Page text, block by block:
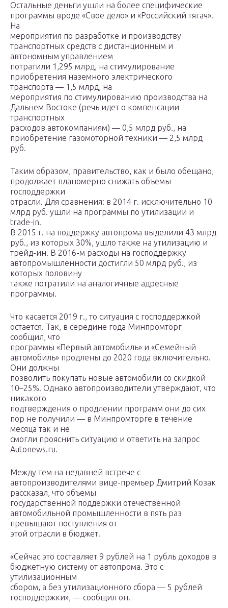
Остальные деньги ушли на более специфические
программы вроде «Свое дело» и «Российский тягач».
На
мероприятия по разработке и производству
транспортных средств с дистанционным и
автономным управлением
потратили 1,295 млрд, на стимулирование
приобретения наземного электрического
транспорта — 1,5 млрд, на
мероприятия по стимулированию производства на
Дальнем Востоке (речь идет о компенсации
транспортных
расходов автокомпаниям) — 0,5 млрд руб., на
приобретение газомоторной техники — 2,5 млрд
руб.
Таким образом, правительство, как и было обещано,
продолжает планомерно снижать объемы
господдержки
отрасли. Для сравнения: в 2014 г. исключительно 10
млрд руб. ушли на программы по утилизации и
trade-in.
В 2015 г. на поддержку автопрома выделили 43 млрд
руб., из которых 30%, ушло также на утилизацию и
трейд-ин. В 2016-м расходы на господдержку
автопромышленности достигли 50 млрд руб., из
которых половину
также потратили на аналогичные адресные
программы.
Что касается 2019 г., то ситуация с господдержкой
остается. Так, в середине года Минпромторг
сообщил, что
программы «Первый автомобиль» и «Семейный
автомобиль» продлены до 2020 года включительно.
Они должны
позволить покупать новые автомобили со скидкой
10–25%. Однако автопроизводители утверждают, что
никакого
подтверждения о продлении программ они до сих
пор не получили — в Минпромторге в течение
месяца так и не
смогли прояснить ситуацию и ответить на запрос
Autonews.ru.
Между тем на недавней встрече с
автопроизводителями вице-премьер Дмитрий Козак
рассказал, что объемы
государственной поддержки отечественной
автомобильной промышленности в пять раз
превышают поступления от
этой отрасли в бюджет.
«Сейчас это составляет 9 рублей на 1 рубль доходов в
бюджетную систему от автопрома. Это с
утилизационным
сбором, а без утилизационного сбора — 5 рублей
господдержки», — сообщил он.